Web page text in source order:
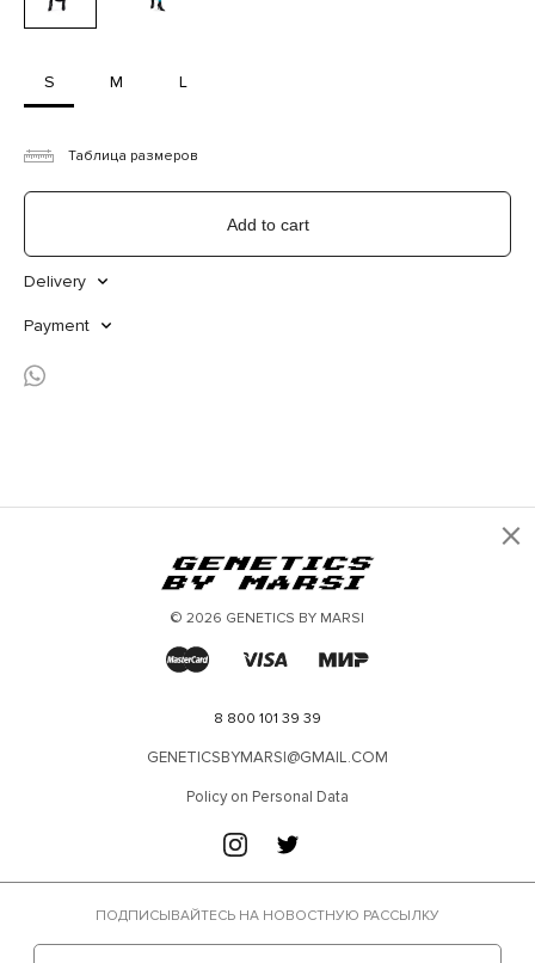
S M L
Таблица размеров
Add to cart
Delivery
Payment
© 2026 GENETICS BY MARSI
8 800 101 39 39
GENETICSBYMARSI@GMAIL.COM
Policy on Personal Data
ПОДПИСЫВАЙТЕСЬ НА НОВОСТНУЮ РАССЫЛКУ
×